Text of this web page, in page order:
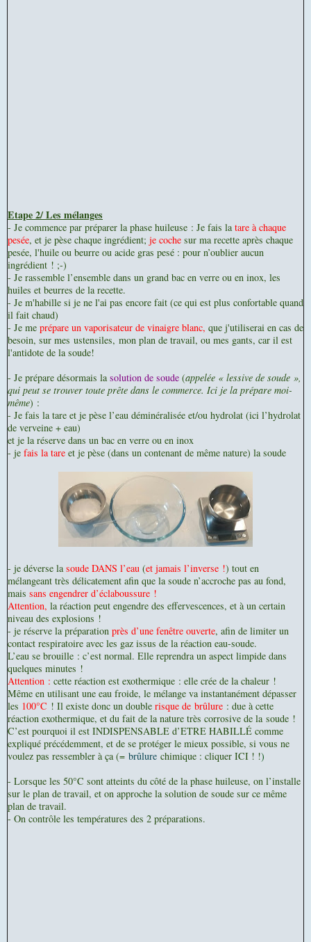
Etape 2/ Les mélanges
- Je commence par préparer la phase huileuse : Je fais latare à chaque
pesée, et je pèse chaque ingrédient; je coche sur ma recette après chaque
pesée, l'huile ou beurre ou acide gras pesé : pour n’oublier aucun
ingrédient ! ;-)
- Je rassemble l’ensemble dans un grand bac en verre ou en inox, les
huiles et beurres de la recette.
- Je m'habille si je ne l'ai pas encore fait (ce qui est plus confortable quand
il fait chaud)
- Je me prépare un vaporisateur de vinaigre blanc, que j'utiliserai en cas de
besoin, sur mes ustensiles, mon plan de travail, ou mes gants, car il est
l'antidote de la soude!
- Je prépare désormais lasolution de soude (appelée « lessive de soude »,
qui peut se trouver toute prête dans le commerce. Ici je la prépare moi-
même) :
- Je fais la tare et je pèse l’eau déminéralisée et/ou hydrolat (ici l’hydrolat
de verveine + eau)
et je la réserve dans un bac en verre ou en inox
- je fais la tare et je pèse (dans un contenant de même nature) la soude
- je déverse lasoude DANS l’eau (et jamais l’inverse !) tout en
mélangeant très délicatement afin que la soude n’accroche pas au fond,
mais sans engendrer d’éclaboussure !
Attention, la réaction peut engendre des effervescences, et à un certain
niveau des explosions !
- je réserve la préparation près d’une fenêtre ouverte, afin de limiter un
contact respiratoire avec les gaz issus de la réaction eau-soude.
L’eau se brouille : c’est normal. Elle reprendra un aspect limpide dans
quelques minutes !
Attention : cette réaction est exothermique : elle crée de la chaleur !
Même en utilisant une eau froide, le mélange va instantanément dépasser
les 100°C ! Il existe donc un double risque de brûlure : due à cette
réaction exothermique, et du fait de la nature très corrosive de la soude !
C’est pourquoi il est INDISPENSABLE d’ETRE HABILLÉ comme
expliqué précédemment, et de se protéger le mieux possible, si vous ne
voulez pas ressembler à ça (= brûlure chimique : cliquer ICI ! !)
- Lorsque les 50°C sont atteints du côté de la phase huileuse, on l’installe
sur le plan de travail, et on approche la solution de soude sur ce même
plan de travail.
- On contrôle les températures des 2 préparations.